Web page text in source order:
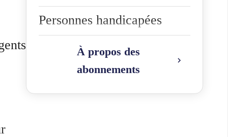
Personnes handicapées
Personnes âgées
Habitat-Logement
À propos des
abonnements